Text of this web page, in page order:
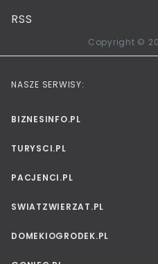
RSS
Copyright ©
NASZE SERWISY:
BIZNESINFO.PL
TURYSCI.PL
PACJENCI.PL
SWIATZWIERZAT.PL
DOMEKIOGRODEK.PL